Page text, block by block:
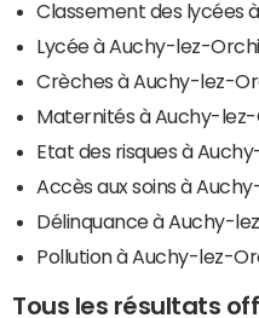
Classement des lycées
Lycée à Auchy-lez-
Crèches à Auchy-lez-
Maternités à Auchy-lez-
Etat des risques à
Accès aux soins à
Délinquance à Auchy-
Pollution à Auchy-lez-
Tous les résultats